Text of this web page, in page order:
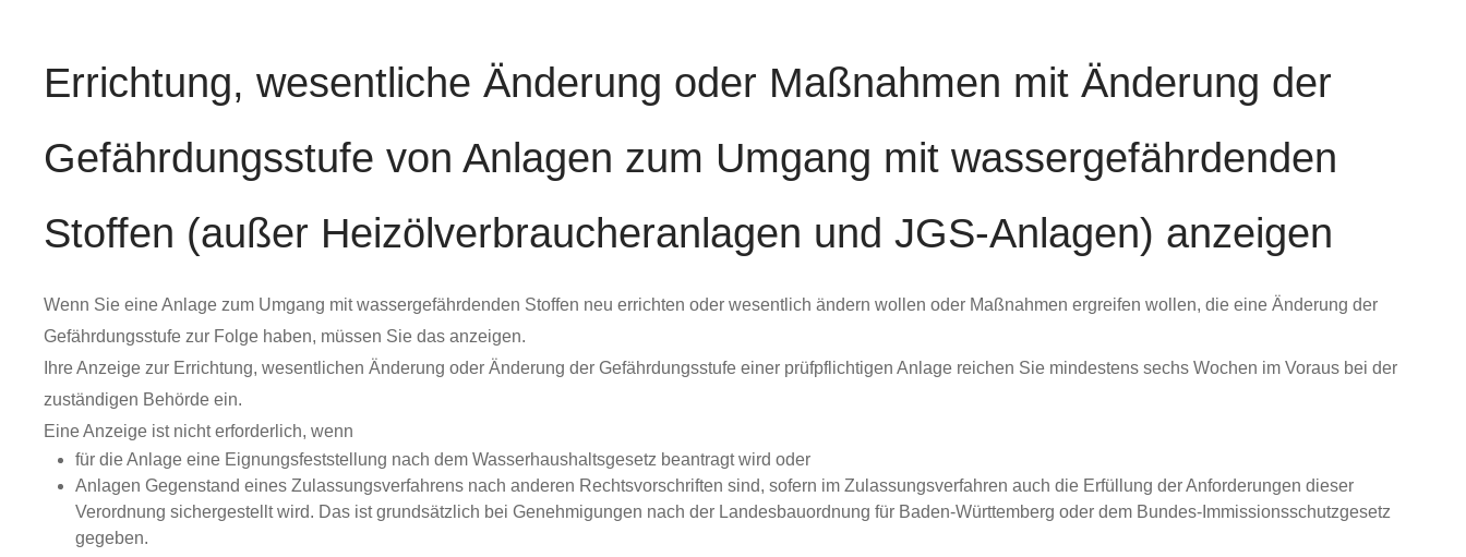
Errichtung, wesentliche Änderung oder Maßnahmen mit Änderung der
Gefährdungsstufe von Anlagen zum Umgang mit wassergefährdenden
Stoffen (außer Heizölverbraucheranlagen und JGS-Anlagen) anzeigen
Wenn Sie eine Anlage zum Umgang mit wassergefährdenden Stoffen neu errichten oder wesentlich ändern wollen oder Maßnahmen ergreifen wollen, die eine Änderung der
Gefährdungsstufe zur Folge haben, müssen Sie das anzeigen.
Ihre Anzeige zur Errichtung, wesentlichen Änderung oder Änderung der Gefährdungsstufe einer prüfpflichtigen Anlage reichen Sie mindestens sechs Wochen im Voraus bei der
zuständigen Behörde ein.
Eine Anzeige ist nicht erforderlich, wenn
für die Anlage eine Eignungsfeststellung nach dem Wasserhaushaltsgesetz beantragt wird oder
Anlagen Gegenstand eines Zulassungsverfahrens nach anderen Rechtsvorschriften sind, sofern im Zulassungsverfahren auch die Erfüllung der Anforderungen dieser
Verordnung sichergestellt wird. Das ist grundsätzlich bei Genehmigungen nach der Landesbauordnung für Baden-Württemberg oder dem Bundes-Immissionsschutzgesetz
gegeben.